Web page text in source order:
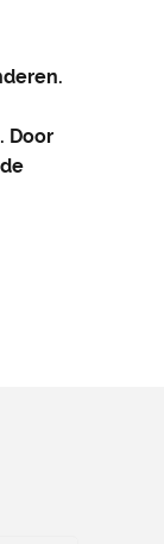
Door